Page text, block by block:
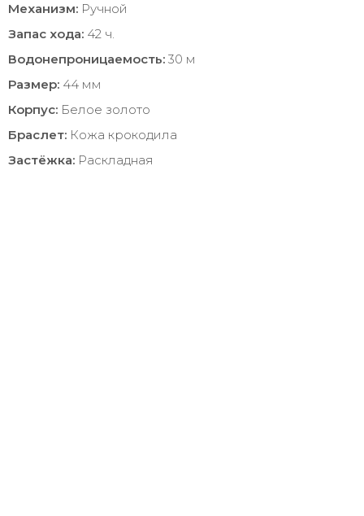
Механизм: Ручной
Запас хода: 42 ч.
Водонепроницаемость: 30 м
Размер: 44 мм
Корпус: Белое золото
Браслет: Кожа крокодила
Застёжка: Раскладная